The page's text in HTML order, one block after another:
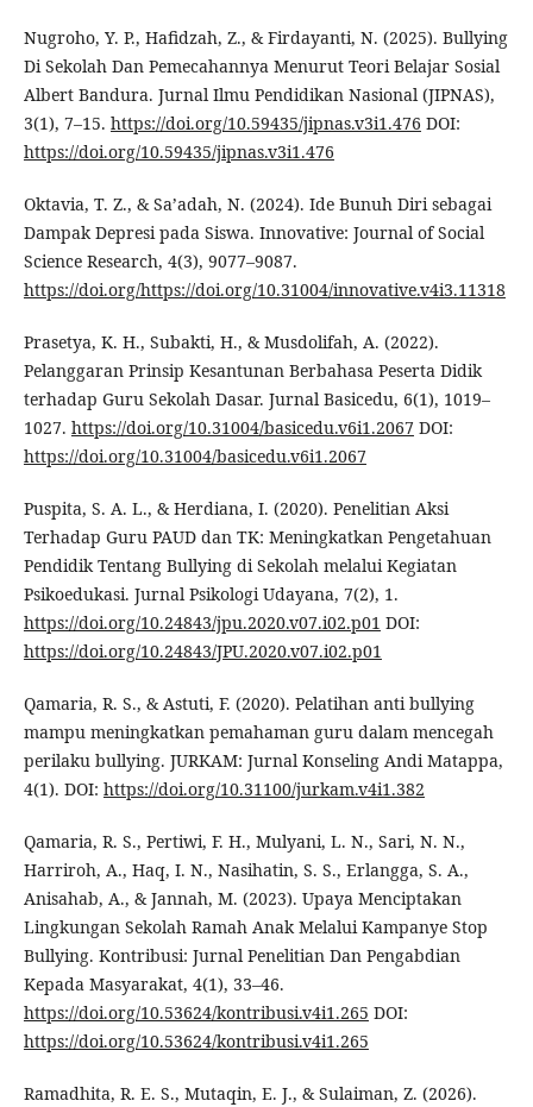
Nugroho, Y. P., Hafidzah, Z., & Firdayanti, N. (2025). Bullying
Di Sekolah Dan Pemecahannya Menurut Teori Belajar Sosial
Albert Bandura. Jurnal Ilmu Pendidikan Nasional (JIPNAS),
3(1), 7–15. https://doi.org/10.59435/jipnas.v3i1.476 DOI:
https://doi.org/10.59435/jipnas.v3i1.476
Oktavia, T. Z., & Sa’adah, N. (2024). Ide Bunuh Diri sebagai
Dampak Depresi pada Siswa. Innovative: Journal of Social
Science Research, 4(3), 9077–9087.
https://doi.org/https://doi.org/10.31004/innovative.v4i3.11318
Prasetya, K. H., Subakti, H., & Musdolifah, A. (2022).
Pelanggaran Prinsip Kesantunan Berbahasa Peserta Didik
terhadap Guru Sekolah Dasar. Jurnal Basicedu, 6(1), 1019–
1027. https://doi.org/10.31004/basicedu.v6i1.2067 DOI:
https://doi.org/10.31004/basicedu.v6i1.2067
Puspita, S. A. L., & Herdiana, I. (2020). Penelitian Aksi
Terhadap Guru PAUD dan TK: Meningkatkan Pengetahuan
Pendidik Tentang Bullying di Sekolah melalui Kegiatan
Psikoedukasi. Jurnal Psikologi Udayana, 7(2), 1.
https://doi.org/10.24843/jpu.2020.v07.i02.p01 DOI:
https://doi.org/10.24843/JPU.2020.v07.i02.p01
Qamaria, R. S., & Astuti, F. (2020). Pelatihan anti bullying
mampu meningkatkan pemahaman guru dalam mencegah
perilaku bullying. JURKAM: Jurnal Konseling Andi Matappa,
4(1). DOI: https://doi.org/10.31100/jurkam.v4i1.382
Qamaria, R. S., Pertiwi, F. H., Mulyani, L. N., Sari, N. N.,
Harriroh, A., Haq, I. N., Nasihatin, S. S., Erlangga, S. A.,
Anisahab, A., & Jannah, M. (2023). Upaya Menciptakan
Lingkungan Sekolah Ramah Anak Melalui Kampanye Stop
Bullying. Kontribusi: Jurnal Penelitian Dan Pengabdian
Kepada Masyarakat, 4(1), 33–46.
https://doi.org/10.53624/kontribusi.v4i1.265 DOI:
https://doi.org/10.53624/kontribusi.v4i1.265
Ramadhita, R. E. S., Mutaqin, E. J., & Sulaiman, Z. (2026).